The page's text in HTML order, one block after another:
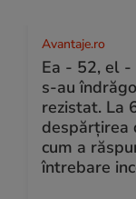
Avantaje.ro
Ea - 52, el -
s-au
rezistat. La
despărțirea
cum a
întrebare